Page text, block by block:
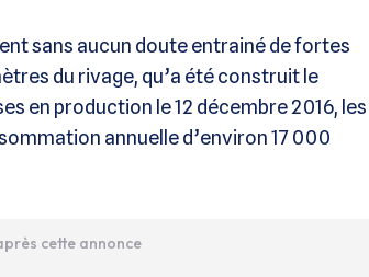
sans aucun doute entrainé de fortes
du rivage, qu’a été construit le
en production le 12 décembre 2016, les
annuelle d’environ 17 000
cette annonce